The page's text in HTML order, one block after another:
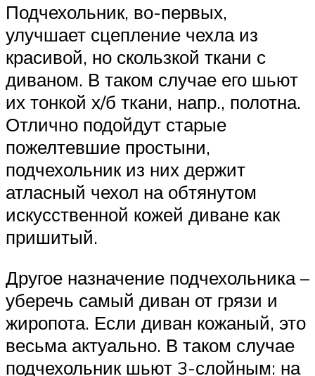
Подчехольник, во-первых,
улучшает сцепление чехла из
красивой, но скользкой ткани с
диваном. В таком случае его шьют
их тонкой х/б ткани, напр., полотна.
Отлично подойдут старые
пожелтевшие простыни,
подчехольник из них держит
атласный чехол на обтянутом
искусственной кожей диване как
пришитый.
Другое назначение подчехольника –
уберечь самый диван от грязи и
жиропота. Если диван кожаный, это
весьма актуально. В таком случае
подчехольник шьют 3-слойным: на